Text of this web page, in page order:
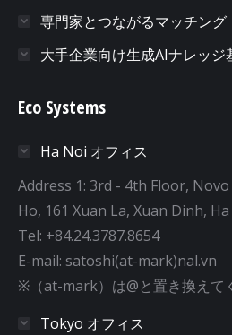
専門家とつながるマッチング
大手企業向け生成AIナレッジ
Eco Systems
Ha Noi オフィス
Address 1: 3rd - 4th Floor,
Ho, 161 Xuan La, Xuan Dinh,
Tel: +84.24.3787.8654
E-mail: satoshi(at-mark)nal.vn
※（at-mark）は@と置き換えて
Tokyo オフィス